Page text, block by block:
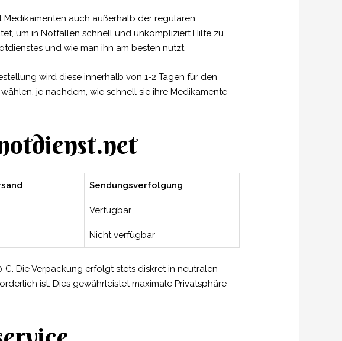
auch außerhalb der regulären
um in Notfällen schnell und unkompliziert Hilfe zu
und wie man ihn am besten nutzt.
wird diese innerhalb von 1-2 Tagen für den
je nachdem, wie schnell sie ihre Medikamente
Sendungsverfolgung
Verfügbar
Nicht verfügbar
Die Verpackung erfolgt stets diskret in neutralen
ist. Dies gewährleistet maximale Privatsphäre